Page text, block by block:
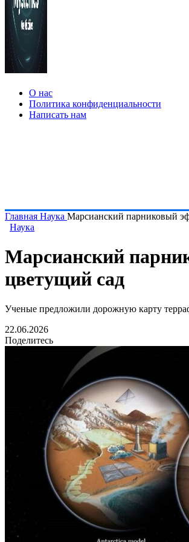
О нас
Политика конфиденциальности
Написать нам
Главная Наука Марсианский парниковый
Наука
Марсианский
цветущий сад
Ученые предложили дорожную карту
22.06.2026
Поделитесь